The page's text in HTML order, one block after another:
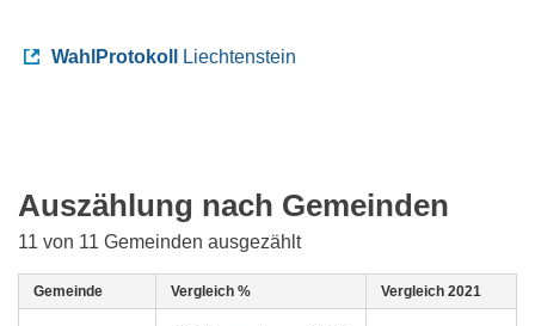
WahlProtokoll Liechtenstein
Auszählung nach Gemeinden
11 von 11 Gemeinden ausgezählt
Gemeinde Vergleich % Vergleich 2021